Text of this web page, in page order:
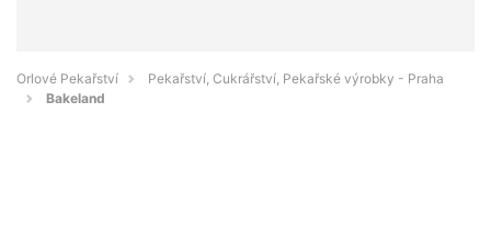
Orlové Pekařství
Pekařství, Cukrářství, Pekařské výrobky - Praha
Bakeland